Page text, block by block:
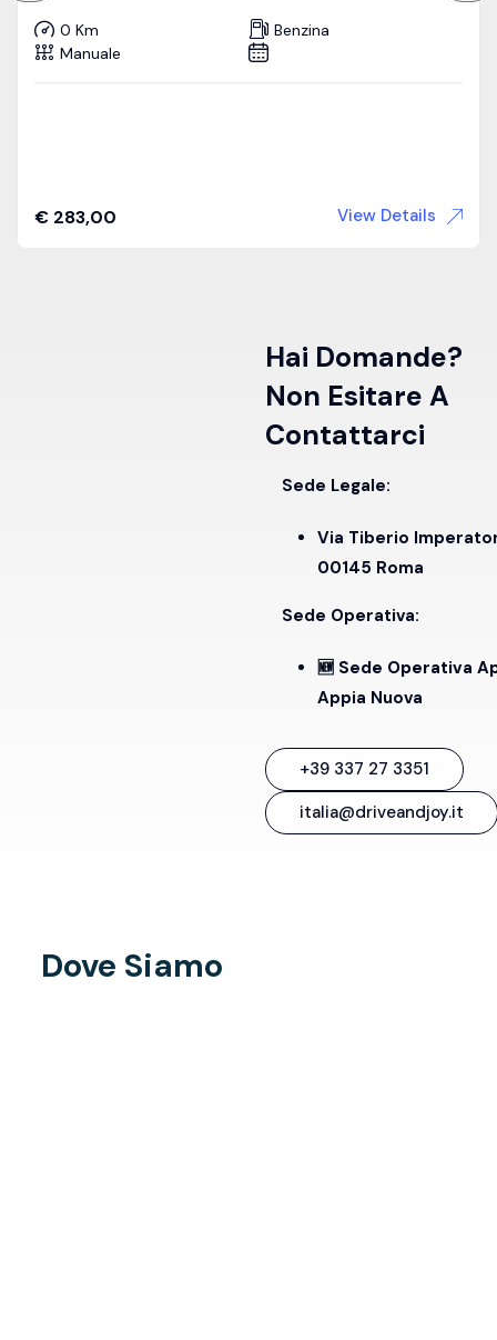
0 Km
Benzina
Manuale
€ 283,00 View Details
Hai Domande?
Non Esitare A
Contattarci
Sede Legale:
Via Tiberio
00145 Roma
Sede Operativa:
🆕 Sede Operativa
Appia Nuova
+39 337 27 3351
italia@driveandjoy.it
Dove Siamo